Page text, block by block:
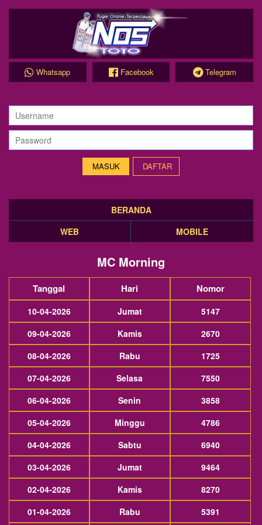
Whatsapp Facebook Telegram
DAFTAR
BERANDA
WEB
MOBILE
MC Morning
Tanggal Hari Nomor
10-04-2026 Jumat
5147
09-04-2026
Kamis
2670
08-04-2026
Rabu
1725
07-04-2026
Selasa
7550
06-04-2026
Senin
3858
05-04-2026
Minggu
4786
04-04-2026
Sabtu
6940
03-04-2026
Jumat
9464
02-04-2026
Kamis
8270
01-04-2026
Rabu 5391